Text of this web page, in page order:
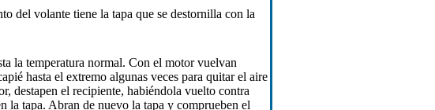
del volante tiene la tapa que se destornilla con la
la temperatura normal. Con el motor vuelvan
hasta el extremo algunas veces para quitar el aire
destapen el recipiente, habiéndola vuelto contra
la tapa. Abran de nuevo la tapa y comprueben el